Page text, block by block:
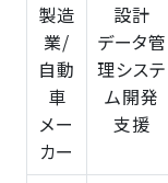
製造
業/
自動
車
メー
カー
設計
データ管
理システ
ム開発
支援